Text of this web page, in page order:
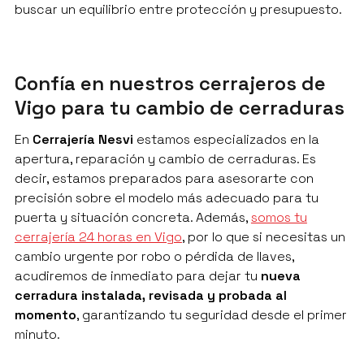
buscar un equilibrio entre protección y presupuesto.
Confía en nuestros cerrajeros de
Vigo para tu cambio de cerraduras
En Cerrajería Nesvi estamos especializados en la
apertura, reparación y cambio de cerraduras. Es
decir, estamos preparados para asesorarte con
precisión sobre el modelo más adecuado para tu
puerta y situación concreta. Además,somos tu
cerrajería 24 horas en Vigo, por lo que si necesitas un
cambio urgente por robo o pérdida de llaves,
acudiremos de inmediato para dejar tu nueva
cerradura instalada, revisada y probada al
momento, garantizando tu seguridad desde el primer
minuto.